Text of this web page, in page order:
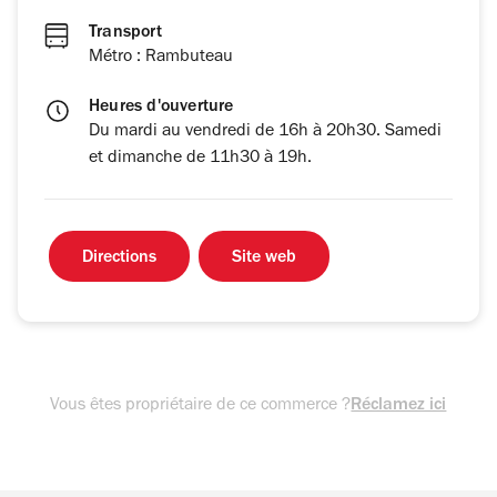
Transport
Métro : Rambuteau
Heures d'ouverture
Du mardi au vendredi de 16h à 20h30. Samedi
et dimanche de 11h30 à 19h.
Directions Site web
Vous êtes propriétaire de ce commerce ?Réclamez ici